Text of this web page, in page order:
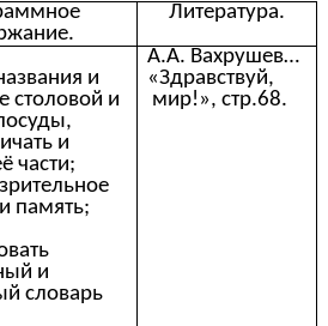
Литература.
и
столовой и
и
части;
память;
и
словарь
А.А. Вахрушев…
«Здравствуй,
мир!», стр.68.